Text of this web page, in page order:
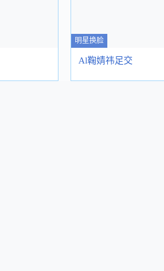
明星换脸
Al鞠婧祎足交